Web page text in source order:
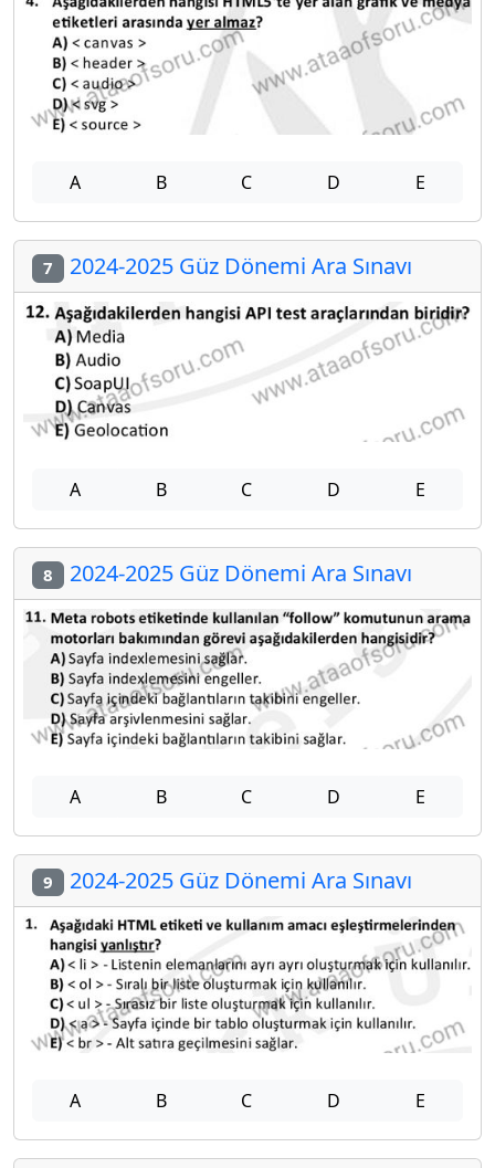
A B C D E
7 2024-2025 Güz Dönemi Ara Sınavı
A B C D E
8 2024-2025 Güz Dönemi Ara Sınavı
A B C D E
9 2024-2025 Güz Dönemi Ara Sınavı
A B C D E